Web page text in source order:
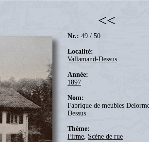
<<
Nr.: 49 / 50
Localité:
Vallamand-Dessus
Année:
1897
Nom:
Fabrique de meubles
Dessus
Thème:
Firme, Scène de rue